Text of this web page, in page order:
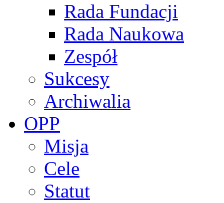
Rada Fundacji
Rada Naukowa
Zespół
Sukcesy
Archiwalia
OPP
Misja
Cele
Statut